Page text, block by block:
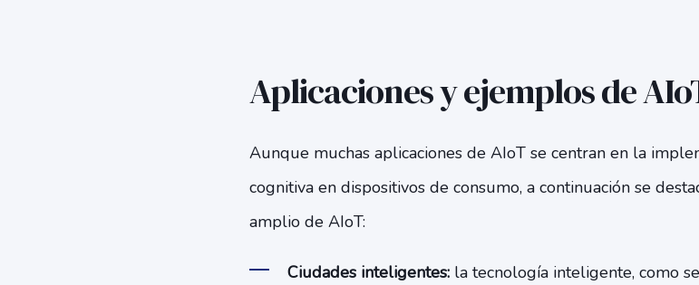
Aplicaciones y ejemplos de
Aunque muchas aplicaciones de AIoT se centran en la
cognitiva en dispositivos de consumo, a continuación se
amplio de AIoT:
Ciudades inteligentes:la tecnología inteligente, como